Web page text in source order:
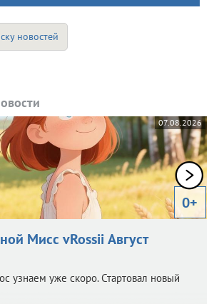
новостей
07.08.2026
0+
Мисс vRossii Август
узнаем уже скоро. Стартовал новый